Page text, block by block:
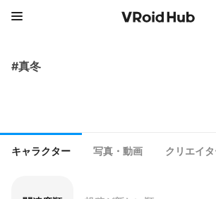
#真冬
キャラクター 写真・動画 クリエイ